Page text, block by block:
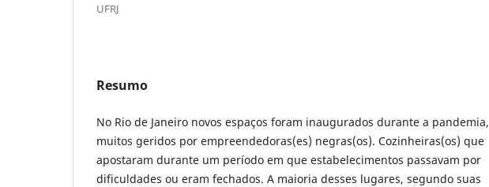
UFRJ
Resumo
No Rio de Janeiro novos espaços foram inaugurados durante a pandemia,
muitos geridos por empreendedoras(es) negras(os). Cozinheiras(os) que
apostaram durante um período em que estabelecimentos passavam por
dificuldades ou eram fechados. A maioria desses lugares, segundo suas